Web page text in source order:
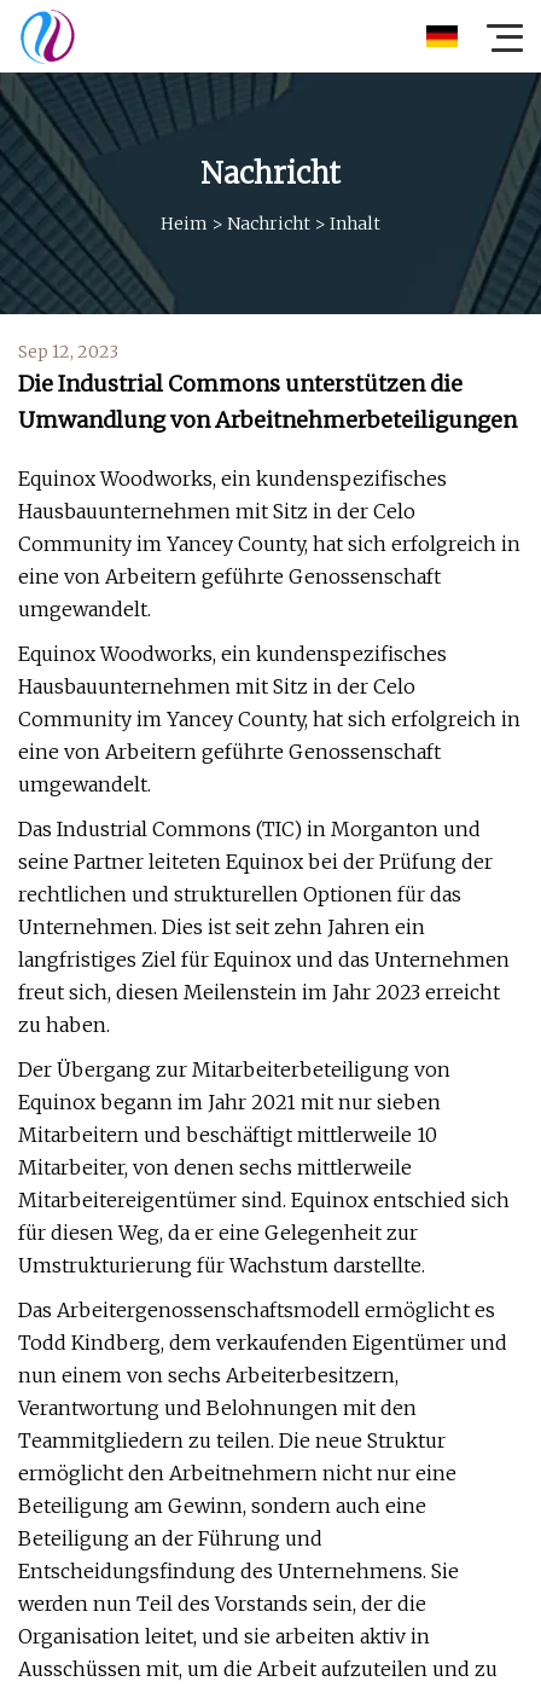
Nachricht
Heim > Nachricht > Inhalt
Sep 12, 2023
Die Industrial Commons unterstützen die
Umwandlung von Arbeitnehmerbeteiligungen
Equinox Woodworks, ein kundenspezifisches
Hausbauunternehmen mit Sitz in der Celo
Community im Yancey County, hat sich erfolgreich in
eine von Arbeitern geführte Genossenschaft
umgewandelt.
Equinox Woodworks, ein kundenspezifisches
Hausbauunternehmen mit Sitz in der Celo
Community im Yancey County, hat sich erfolgreich in
eine von Arbeitern geführte Genossenschaft
umgewandelt.
Das Industrial Commons (TIC) in Morganton und
seine Partner leiteten Equinox bei der Prüfung der
rechtlichen und strukturellen Optionen für das
Unternehmen. Dies ist seit zehn Jahren ein
langfristiges Ziel für Equinox und das Unternehmen
freut sich, diesen Meilenstein im Jahr 2023 erreicht
zu haben.
Der Übergang zur Mitarbeiterbeteiligung von
Equinox begann im Jahr 2021 mit nur sieben
Mitarbeitern und beschäftigt mittlerweile 10
Mitarbeiter, von denen sechs mittlerweile
Mitarbeitereigentümer sind. Equinox entschied sich
für diesen Weg, da er eine Gelegenheit zur
Umstrukturierung für Wachstum darstellte.
Das Arbeitergenossenschaftsmodell ermöglicht es
Todd Kindberg, dem verkaufenden Eigentümer und
nun einem von sechs Arbeiterbesitzern,
Verantwortung und Belohnungen mit den
Teammitgliedern zu teilen. Die neue Struktur
ermöglicht den Arbeitnehmern nicht nur eine
Beteiligung am Gewinn, sondern auch eine
Beteiligung an der Führung und
Entscheidungsfindung des Unternehmens. Sie
werden nun Teil des Vorstands sein, der die
Organisation leitet, und sie arbeiten aktiv in
Ausschüssen mit, um die Arbeit aufzuteilen und zu